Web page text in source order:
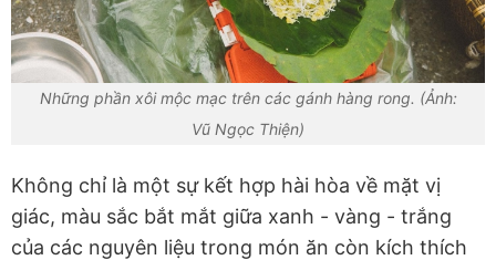
Những phần xôi mộc mạc trên các gánh hàng rong. (Ảnh:
Vũ Ngọc Thiện)
Không chỉ là một sự kết hợp hài hòa về mặt vị
giác, màu sắc bắt mắt giữa xanh - vàng - trắng
của các nguyên liệu trong món ăn còn kích thích